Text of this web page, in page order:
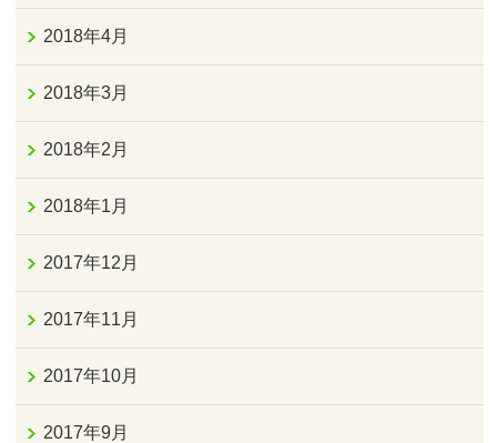
2018年4月
2018年3月
2018年2月
2018年1月
2017年12月
2017年11月
2017年10月
2017年9月